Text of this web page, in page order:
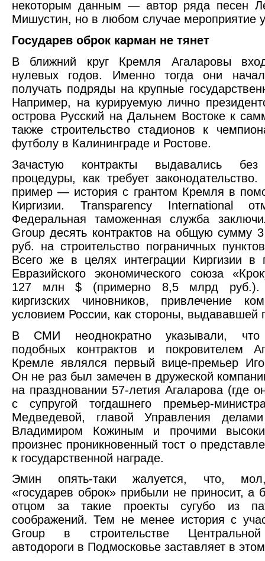
некоторым данным — автор ряда песен
Мишустин, но в любом случае мероприятие
Государев оброк карман не тянет
В ближний круг Кремля Агаларовы
нулевых годов. Именно тогда они
получать подряды на крупные
Например, на курируемую лично
острова Русский на Дальнем Востоке к
также строительство стадионов к
футболу в Калининграде и Ростове.
Зачастую контракты выдавались без
процедуры, как требует законодательство.
пример — история с грантом Кремля в
Киргизии. Transparency International
Федеральная таможенная служба
Group десять контрактов на общую сумму
руб. на строительство пограничных
Всего же в целях интеграции Киргизии в
Евразийского экономического союза
127 млн $ (примерно 8,5 млрд
киргизских чиновников, привлечение
условием России, как стороны, выдававшей
В СМИ неоднократно указывали, что
подобных контрактов и покровителем
Кремле являлся первый вице-премьер
Он не раз был замечен в дружеской
на праздновании 57-летия Агаларова (где
с супругой тогдашнего премьер-
Медведевой, главой Управления делами
Владимиром Кожиным и прочими
произнес проникновенный тост о
к государственной награде.
Эмин опять-таки жалуется, что,
«государев оброк» прибыли не приносит, а
отцом за такие проекты сугубо из
соображений. Тем не менее история с
Group в строительстве
автодороги в Подмосковье заставляет в